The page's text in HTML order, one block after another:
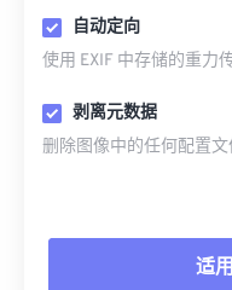
自动定向
使用 EXIF 中存储的重力
剥离元数据
删除图像中的任何配置
适